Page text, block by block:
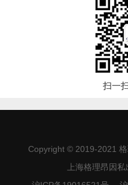
扫一
Copyright © 2019-2021
上海格理昂因